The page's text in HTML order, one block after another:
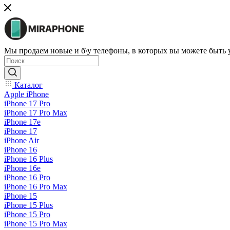
Мы продаем новые и б\у телефоны, в которых вы можете быть
Каталог
Apple iPhone
iPhone 17 Pro
iPhone 17 Pro Max
iPhone 17e
iPhone 17
iPhone Air
iPhone 16
iPhone 16 Plus
iPhone 16e
iPhone 16 Pro
iPhone 16 Pro Max
iPhone 15
iPhone 15 Plus
iPhone 15 Pro
iPhone 15 Pro Max